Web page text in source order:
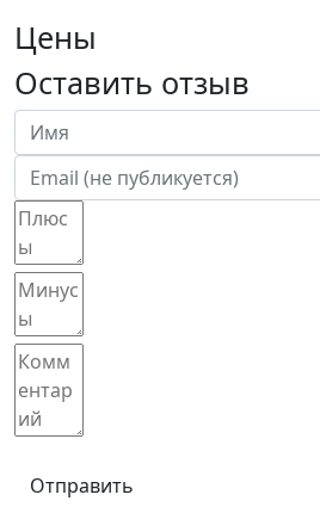
Цены
Оставить отзыв
Отправить